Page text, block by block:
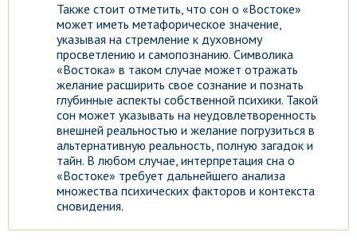
Также стоит отметить, что сон о «Востоке»
может иметь метафорическое значение,
указывая на стремление к духовному
просветлению и самопознанию. Символика
«Востока» в таком случае может отражать
желание расширить свое сознание и познать
глубинные аспекты собственной психики. Такой
сон может указывать на неудовлетворенность
внешней реальностью и желание погрузиться в
альтернативную реальность, полную загадок и
тайн. В любом случае, интерпретация сна о
«Востоке» требует дальнейшего анализа
множества психических факторов и контекста
сновидения.